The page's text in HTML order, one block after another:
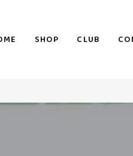
SHOP CLUB